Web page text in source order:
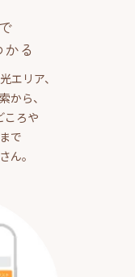
る
エリア、
から、
ころや
で
ん。